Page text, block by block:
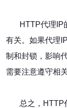
HTTP代理IP
有关。如果代理
制和封锁，影响
需要注意遵守相
总之，HTTP